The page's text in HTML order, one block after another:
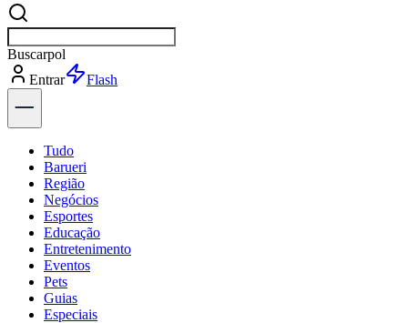
Buscarnotíc
Entrar
Explorar
Tudo
Barueri
Região
Negócios
Esportes
Educação
Entretenimento
Eventos
Pets
Guias
Especiais